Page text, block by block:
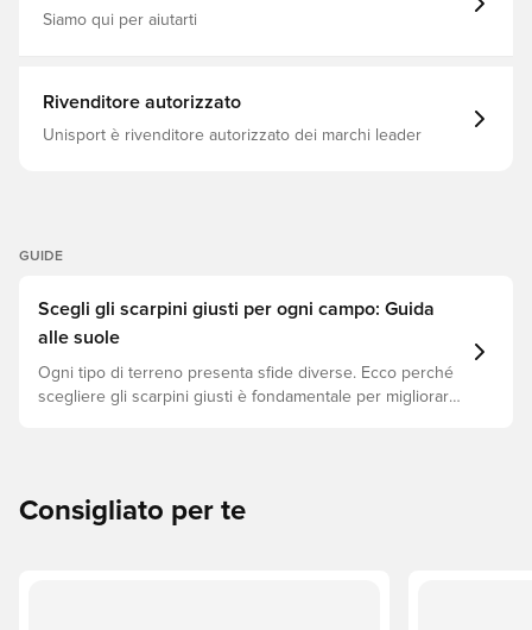
Siamo qui per aiutarti
Rivenditore autorizzato
Unisport è rivenditore autorizzato dei marchi leader
GUIDE
Scegli gli scarpini giusti per ogni campo: Guida
alle suole
Ogni tipo di terreno presenta sfide diverse. Ecco perché
scegliere gli scarpini giusti è fondamentale per migliorare
Consigliato per te